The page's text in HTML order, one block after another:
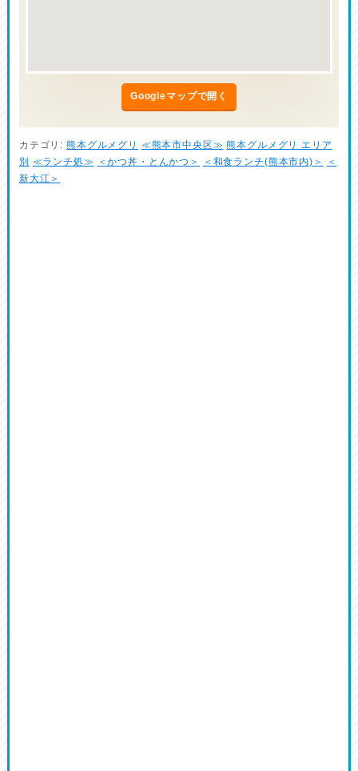
Googleマップで開く
カテゴリ: 熊本グルメグリ ≪熊本市中央区≫ 熊本グルメグリ エリア
別
≪ランチ処≫ ＜かつ丼・とんかつ＞ ＜和食ランチ(熊本市内)＞
＜
新大江＞